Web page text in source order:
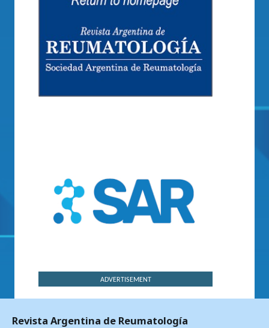
ADVERTISEMENT
Revista Argentina de Reumatología